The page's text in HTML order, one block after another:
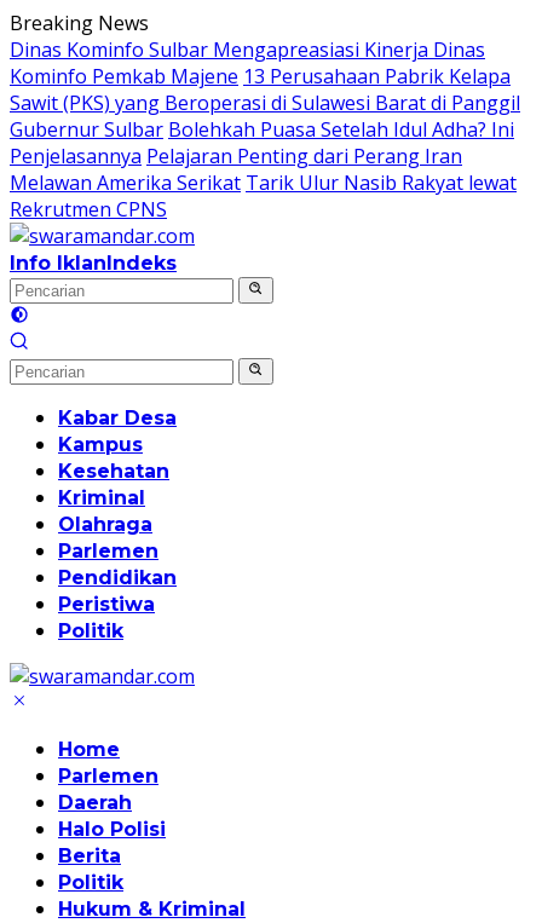
Langsung
ke
konten
Breaking News
Dinas Kominfo Sulbar Mengapreasiasi Kinerja Dinas
Kominfo Pemkab Majene 13 Perusahaan Pabrik Kelapa
Sawit (PKS) yang Beroperasi di Sulawesi Barat di Panggil
Gubernur Sulbar Bolehkah Puasa Setelah Idul Adha? Ini
Penjelasannya Pelajaran Penting dari Perang Iran
Melawan Amerika Serikat Tarik Ulur Nasib Rakyat lewat
Rekrutmen CPNS
Info IklanIndeks
Kabar Desa
Kampus
Kesehatan
Kriminal
Olahraga
Parlemen
Pendidikan
Peristiwa
Politik
Home
Parlemen
Daerah
Halo Polisi
Berita
Politik
Hukum & Kriminal